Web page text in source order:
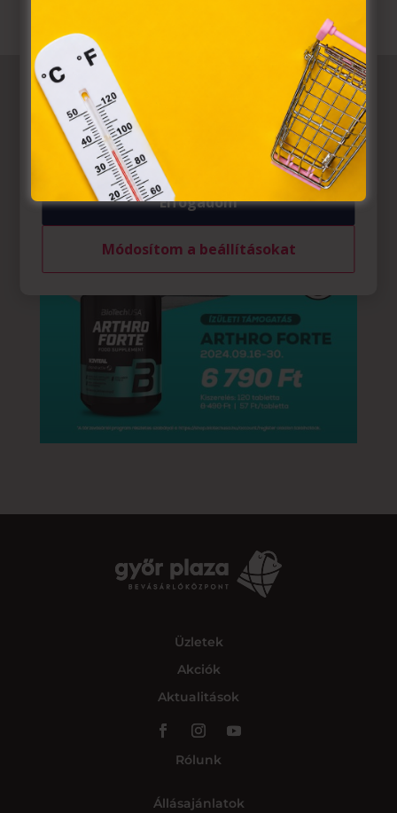
Üzletek
Akciók
Aktualitások
Rólunk
Állásajánlatok
törvény, az elektronikus kereskedelmi szolgáltatások, az
információs társadalommal összefüggő szolgáltatások
egyes kérdéseiről szóló 2001. évi CVIII. törvény, valamint
az Európai Unió előírásainak megfelelően használjuk.
Azon weblapoknak, melyek az Európai Unió országain
belül működnek, a „sütik" használatához, és ezeknek a
felhasználó számítógépén vagy egyéb eszközén történő
tárolásához a felhasználók hozzájárulását kell kérniük.
Elfogadom
Módosítom a beállításokat